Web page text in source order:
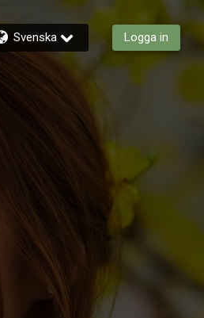
Svenska Logga in